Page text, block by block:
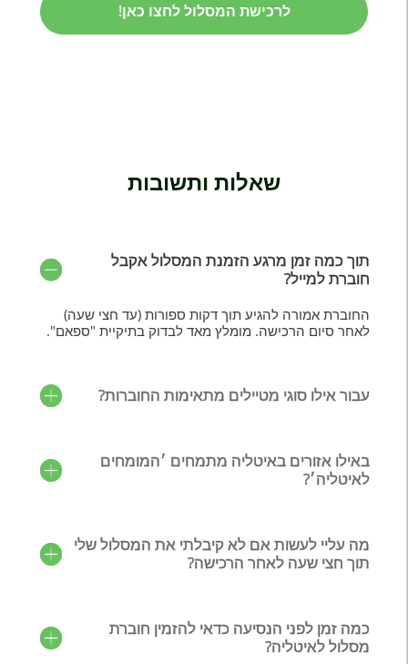
לרכישת המסלול לחצו כאן!
שאלות ותשובות
תוך כמה זמן מרגע הזמנת המסלול אקבל
חוברת למייל?
החוברת אמורה להגיע תוך דקות ספורות (עד חצי שעה)
לאחר סיום הרכישה. מומלץ מאד לבדוק בתיקיית "ספאם".
עבור אילו סוגי מטיילים מתאימות החוברות?
באילו אזורים באיטליה מתמחים ׳המומחים
לאיטליה׳?
מה עליי לעשות אם לא קיבלתי את המסלול שלי
תוך חצי שעה לאחר הרכישה?
כמה זמן לפני הנסיעה כדאי להזמין חוברת
מסלול לאיטליה?